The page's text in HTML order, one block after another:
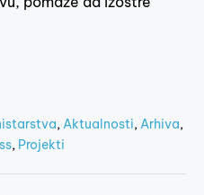
,Aktualnosti,Arhiva,
, Projekti